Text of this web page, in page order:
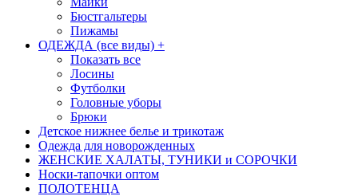
Бюстгальтеры
Пижамы
ОДЕЖДА (все виды) +
Показать все
Лосины
Футболки
Головные уборы
Брюки
Детское нижнее белье и трикотаж
Одежда для новорожденных
ЖЕНСКИЕ ХАЛАТЫ, ТУНИКИ и СОРОЧКИ
Носки-тапочки оптом
ПОЛОТЕНЦА